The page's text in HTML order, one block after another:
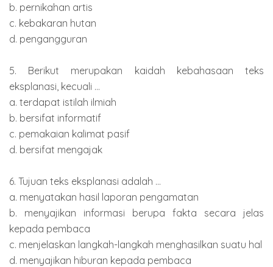
b. pernikahan artis
c. kebakaran hutan
d. pengangguran
5. Berikut merupakan kaidah kebahasaan teks
eksplanasi, kecuali ...
a. terdapat istilah ilmiah
b. bersifat informatif
c. pemakaian kalimat pasif
d. bersifat mengajak
6. Tujuan teks eksplanasi adalah ...
a. menyatakan hasil laporan pengamatan
b. menyajikan informasi berupa fakta secara jelas
kepada pembaca
c. menjelaskan langkah-langkah menghasilkan suatu hal
d. menyajikan hiburan kepada pembaca